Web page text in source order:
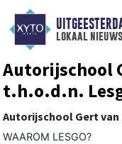
lokaal
Autorijschool
t.h.o.d.n.
Autorijschool Gert van
WAAROM LESGO?